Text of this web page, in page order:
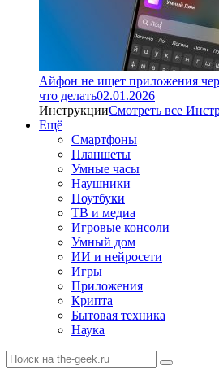
Айфон не ищет приложения
что делать02.01.2026
ИнструкцииСмотреть все
Ещё
Смартфоны
Планшеты
Умные часы
Наушники
Ноутбуки
ТВ и медиа
Игровые консоли
Умный дом
ИИ и нейросети
Игры
Приложения
Крипта
Бытовая техника
Наука